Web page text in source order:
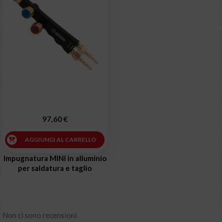
Impugnatura MINI in alluminio
per saldatura e taglio
97,60 €
AGGIUNGI AL CARRELLO
Non ci sono recensioni